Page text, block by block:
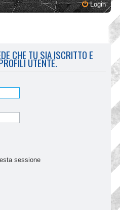
Login
CHE TU SIA ISCRITTO E
UTENTE.
sessione